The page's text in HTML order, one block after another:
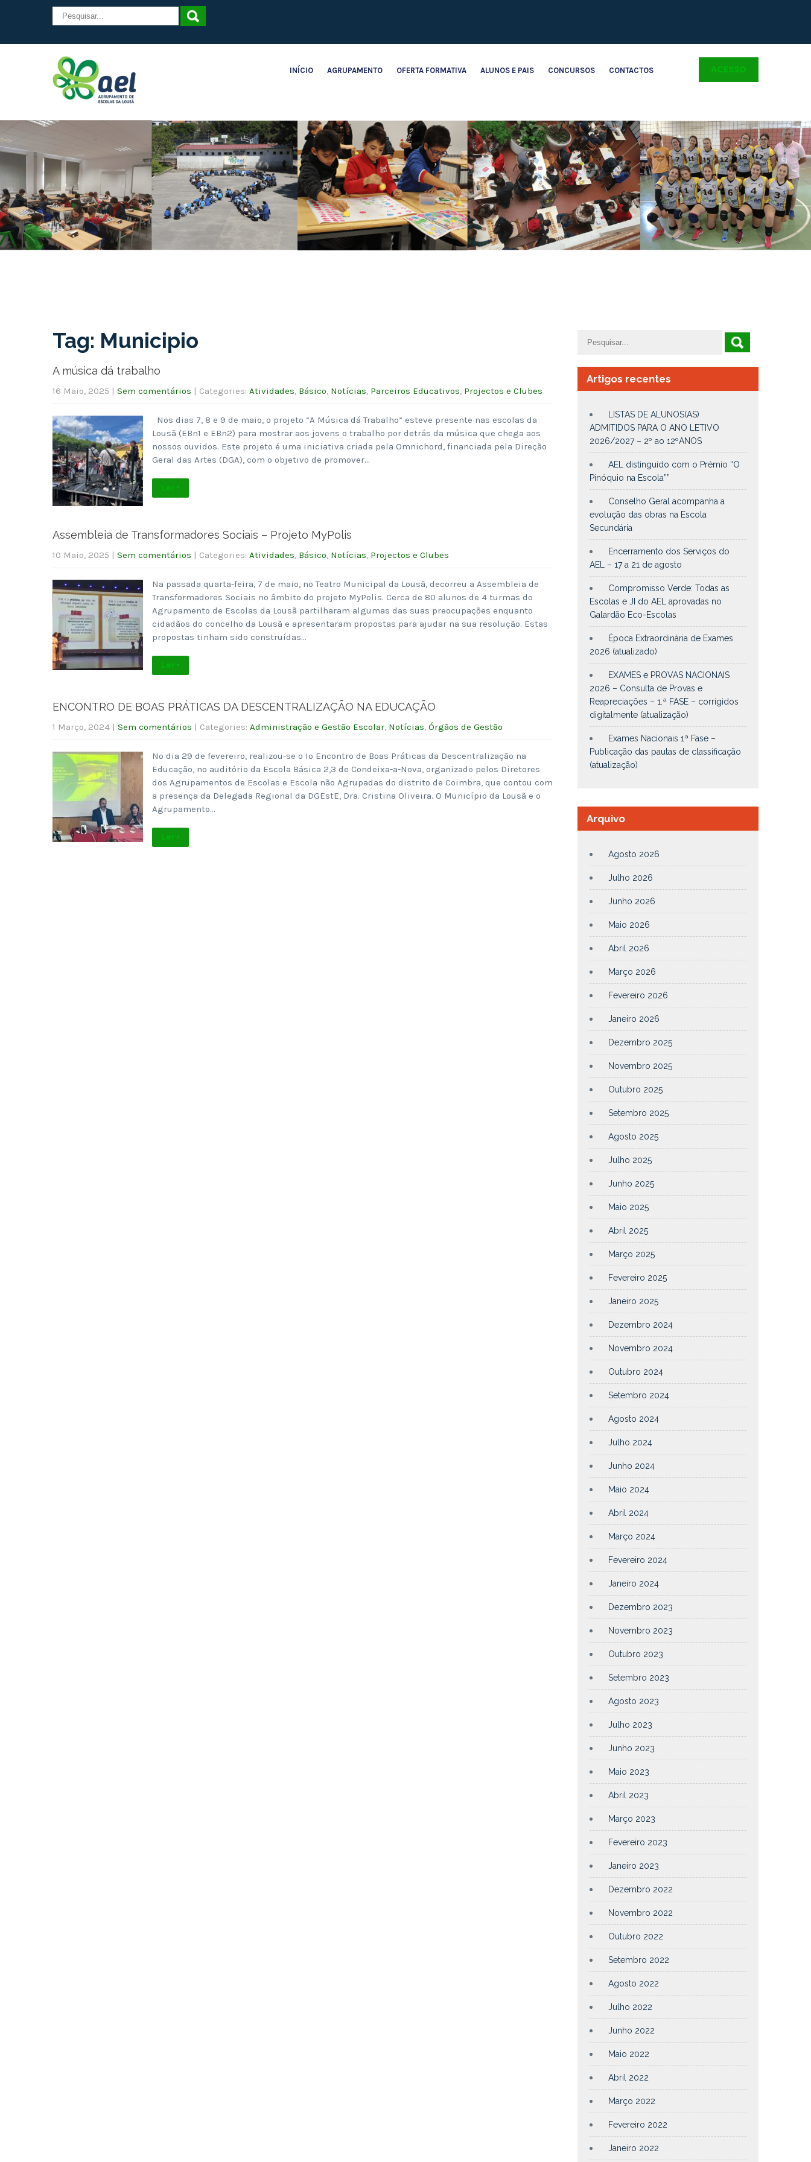
INÍCIO AGRUPAMENTO OFERTA FORMATIVA ALUNOS E PAIS CONCURSOS CONTACTOS ACESSO
Tag: Municipio
A música dá trabalho
16 Maio, 2025 | Sem comentários | Categories: Atividades, Básico, Notícias, Parceiros Educativos, Projectos e Clubes
Nos dias 7, 8 e 9 de maio, o projeto “A Música dá Trabalho” esteve presente nas escolas da
Lousã (EBn1 e EBn2) para mostrar aos jovens o trabalho por detrás da música que chega aos
nossos ouvidos. Este projeto é uma iniciativa criada pela Omnichord, financiada pela Direção
Geral das Artes (DGA), com o objetivo de promover…
Ler +
Assembleia de Transformadores Sociais – Projeto MyPolis
10 Maio, 2025 | Sem comentários | Categories: Atividades, Básico, Notícias, Projectos e Clubes
Na passada quarta-feira, 7 de maio, no Teatro Municipal da Lousã, decorreu a Assembleia de
Transformadores Sociais no âmbito do projeto MyPolis. Cerca de 80 alunos de 4 turmas do
Agrupamento de Escolas da Lousã partilharam algumas das suas preocupações enquanto
cidadãos do concelho da Lousã e apresentaram propostas para ajudar na sua resolução. Estas
propostas tinham sido construídas…
Ler +
ENCONTRO DE BOAS PRÁTICAS DA DESCENTRALIZAÇÃO NA EDUCAÇÃO
1 Março, 2024 | Sem comentários | Categories: Administração e Gestão Escolar, Notícias, Órgãos de Gestão
No dia 29 de fevereiro, realizou-se o Iº Encontro de Boas Práticas da Descentralização na
Educação, no auditório da Escola Básica 2,3 de Condeixa-a-Nova, organizado pelos Diretores
dos Agrupamentos de Escolas e Escola não Agrupadas do distrito de Coimbra, que contou com
a presença da Delegada Regional da DGEstE, Dra. Cristina Oliveira. O Município da Lousã e o
Agrupamento…
Ler +
Artigos recentes
LISTAS DE ALUNOS(AS)
ADMITIDOS PARA O ANO LETIVO
2026/2027 – 2º ao 12ºANOS
AEL distinguido com o Prémio “O
Pinóquio na Escola””
Conselho Geral acompanha a
evolução das obras na Escola
Secundária
Encerramento dos Serviços do
AEL – 17 a 21 de agosto
Compromisso Verde: Todas as
Escolas e JI do AEL aprovadas no
Galardão Eco-Escolas
Época Extraordinária de Exames
2026 (atualizado)
EXAMES e PROVAS NACIONAIS
2026 – Consulta de Provas e
Reapreciações – 1.ª FASE – corrigidos
digitalmente (atualização)
Exames Nacionais 1ª Fase –
Publicação das pautas de classificação
(atualização)
Arquivo
Agosto 2026
Julho 2026
Junho 2026
Maio 2026
Abril 2026
Março 2026
Fevereiro 2026
Janeiro 2026
Dezembro 2025
Novembro 2025
Outubro 2025
Setembro 2025
Agosto 2025
Julho 2025
Junho 2025
Maio 2025
Abril 2025
Março 2025
Fevereiro 2025
Janeiro 2025
Dezembro 2024
Novembro 2024
Outubro 2024
Setembro 2024
Agosto 2024
Julho 2024
Junho 2024
Maio 2024
Abril 2024
Março 2024
Fevereiro 2024
Janeiro 2024
Dezembro 2023
Novembro 2023
Outubro 2023
Setembro 2023
Agosto 2023
Julho 2023
Junho 2023
Maio 2023
Abril 2023
Março 2023
Fevereiro 2023
Janeiro 2023
Dezembro 2022
Novembro 2022
Outubro 2022
Setembro 2022
Agosto 2022
Julho 2022
Junho 2022
Maio 2022
Abril 2022
Março 2022
Fevereiro 2022
Janeiro 2022